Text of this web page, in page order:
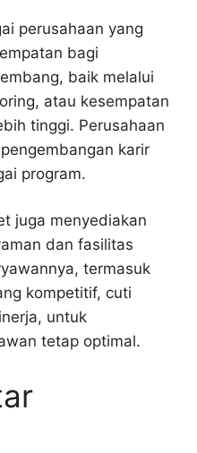
perusahaan yang
bagi
baik melalui
atau kesempatan
tinggi. Perusahaan
karir
program.
juga menyediakan
dan fasilitas
termasuk
kompetitif, cuti
untuk
tetap optimal.